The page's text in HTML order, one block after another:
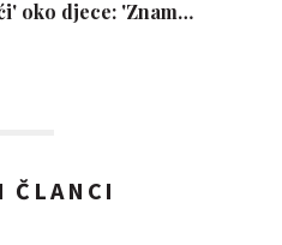
oko djece: 'Znam…
ČLANCI